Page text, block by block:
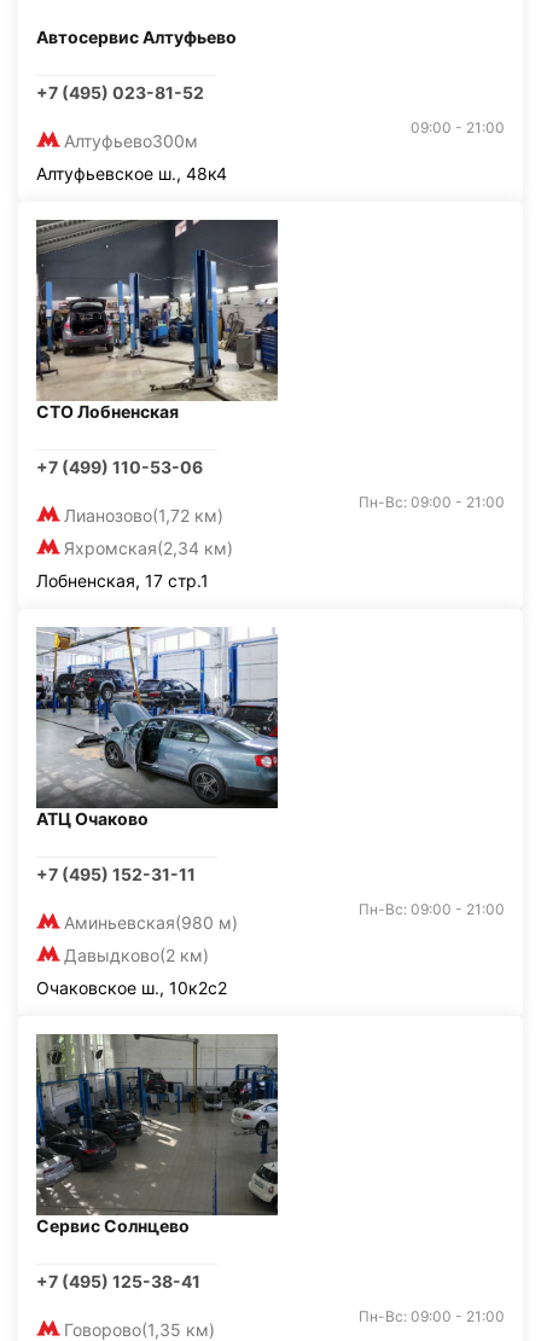
Автосервис Алтуфьево
+7 (495) 023-81-52
Алтуфьево300м
09:00 - 21:00
Алтуфьевское ш., 48к4
СТО Лобненская
+7 (499) 110-53-06
Лианозово(1,72 км)
Яхромская(2,34 км)
Пн-Вс: 09:00 - 21:00
Лобненская, 17 стр.1
АТЦ Очаково
+7 (495) 152-31-11
Аминьевская(980 м)
Давыдково(2 км)
Пн-Вс: 09:00 - 21:00
Очаковское ш., 10к2с2
Сервис Солнцево
+7 (495) 125-38-41
Говорово(1,35 км)
Пн-Вс: 09:00 - 21:00